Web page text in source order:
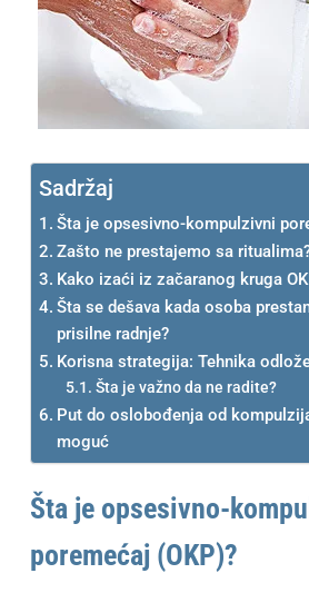
Sadržaj
Šta je opsesivno-kompulzivni
Zašto ne prestajemo sa
Kako izaći iz začaranog kruga
Šta se dešava kada osoba
prisilne radnje?
Korisna strategija: Tehnika
Šta je važno da ne radite?
Put do oslobođenja od
moguć
Šta je opsesivno-
poremećaj (OKP)?